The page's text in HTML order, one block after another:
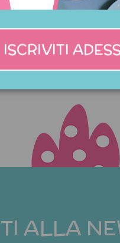
agrumi
ALLA
ISCRIVITI